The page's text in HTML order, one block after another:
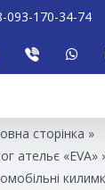
093-170-34-74
сторінка »
ательє «EVA»